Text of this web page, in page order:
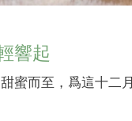
響起
蜜而至，爲這十二月